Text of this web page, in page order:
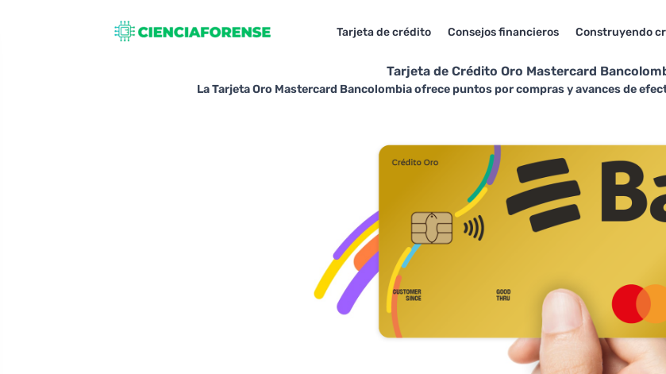
Tarjeta de crédito Consejos financieros Construyendo
Tarjeta de Crédito Oro Mastercard
La Tarjeta Oro Mastercard Bancolombia ofrece puntos por compras y avances de